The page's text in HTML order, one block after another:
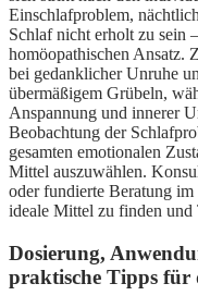
Einschlafproblem,
Schlaf nicht erholt zu sein
homöopathischen Ansatz.
bei gedanklicher Unruhe
übermäßigem Grübeln,
Anspannung und innerer
Beobachtung der
gesamten emotionalen
Mittel auszuwählen.
oder fundierte Beratung im
ideale Mittel zu finden und
Dosierung,
praktische Tipps für